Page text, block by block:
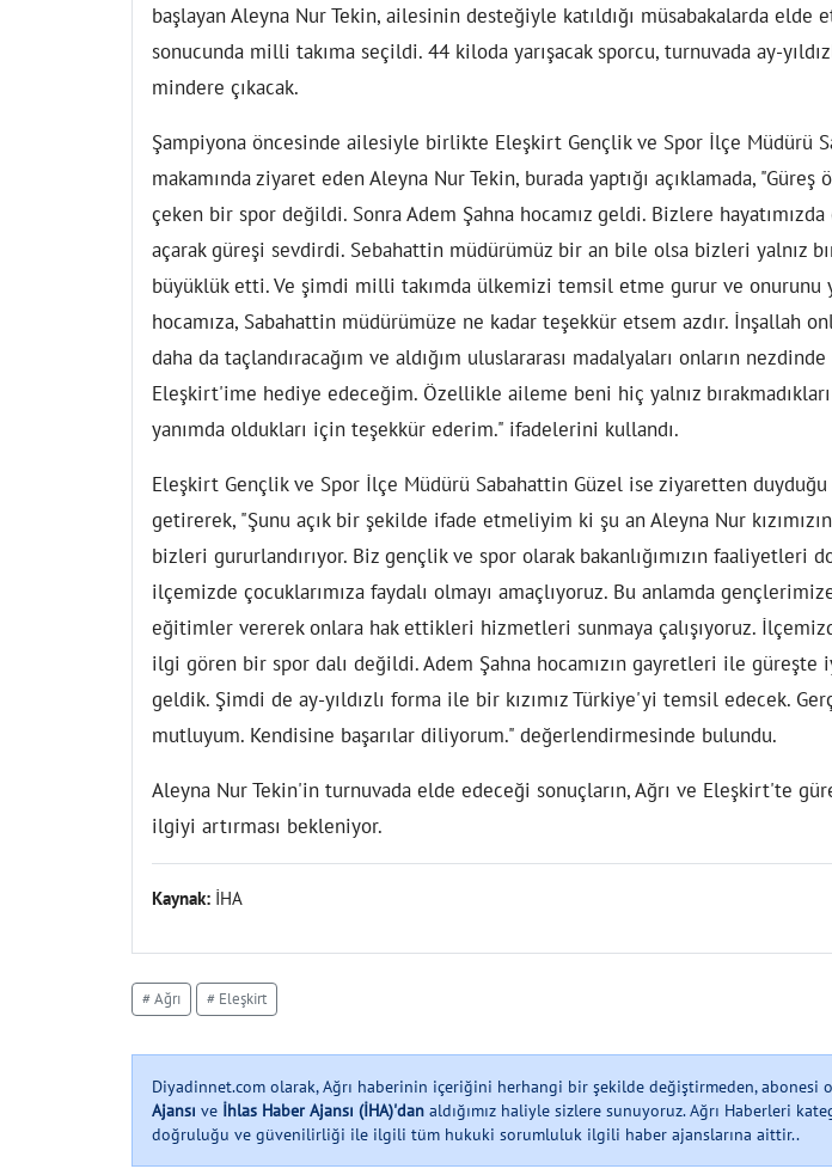
başlayan Aleyna Nur Tekin, ailesinin desteğiyle katıldığı müsabakalarda elde
sonucunda milli takıma seçildi. 44 kiloda yarışacak sporcu, turnuvada ay-
mindere çıkacak.
Şampiyona öncesinde ailesiyle birlikte Eleşkirt Gençlik ve Spor İlçe Müdürü
makamında ziyaret eden Aleyna Nur Tekin, burada yaptığı açıklamada,
çeken bir spor değildi. Sonra Adem Şahna hocamız geldi. Bizlere
açarak güreşi sevdirdi. Sebahattin müdürümüz bir an bile olsa bizleri yalnız
büyüklük etti. Ve şimdi milli takımda ülkemizi temsil etme gurur ve onurunu
hocamıza, Sabahattin müdürümüze ne kadar teşekkür etsem azdır. İnşallah
daha da taçlandıracağım ve aldığım uluslararası madalyaları onların
Eleşkirt'ime hediye edeceğim. Özellikle aileme beni hiç yalnız
yanımda oldukları için teşekkür ederim." ifadelerini kullandı.
Eleşkirt Gençlik ve Spor İlçe Müdürü Sabahattin Güzel ise ziyaretten
getirerek, "Şunu açık bir şekilde ifade etmeliyim ki şu an Aleyna Nur
bizleri gururlandırıyor. Biz gençlik ve spor olarak bakanlığımızın faaliyetleri
ilçemizde çocuklarımıza faydalı olmayı amaçlıyoruz. Bu anlamda
eğitimler vererek onlara hak ettikleri hizmetleri sunmaya çalışıyoruz.
ilgi gören bir spor dalı değildi. Adem Şahna hocamızın gayretleri ile güreşte
geldik. Şimdi de ay-yıldızlı forma ile bir kızımız Türkiye'yi temsil edecek.
mutluyum. Kendisine başarılar diliyorum." değerlendirmesinde bulundu.
Aleyna Nur Tekin'in turnuvada elde edeceği sonuçların, Ağrı ve Eleşkirt'te
ilgiyi artırması bekleniyor.
Kaynak: İHA
# Ağrı # Eleşkirt
Diyadinnet.com olarak, Ağrı haberinin içeriğini herhangi bir şekilde değiştirmeden, abonesi
Ajansı ve İhlas Haber Ajansı (İHA)'dan aldığımız haliyle sizlere sunuyoruz. Ağrı Haberleri
doğruluğu ve güvenilirliği ile ilgili tüm hukuki sorumluluk ilgili haber ajanslarına aittir..